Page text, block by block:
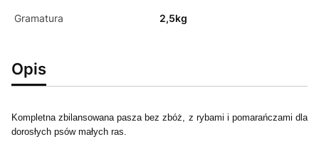
Gramatura 2,5kg
Opis
Kompletna zbilansowana pasza bez zbóż, z rybami i pomarańczami dla
dorosłych psów małych ras.